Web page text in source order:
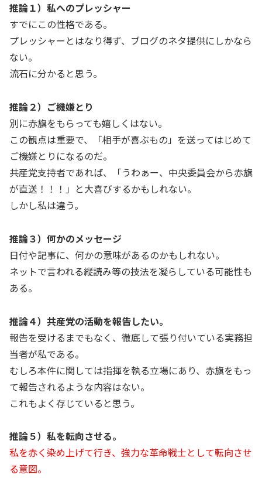
推論１）私へのプレッシャー
すでにこの性格である。
プレッシャーとはなり得ず、ブログのネタ提供にしかなら
ない。
流石に分かると思う。
推論２）ご機嫌とり
別に赤旗をもらっても嬉しくはない。
この観点は重要で、「相手が喜ぶもの」を送ってはじめて
ご機嫌とりになるのだ。
共産党支持者であれば、「うわぁー、中央委員会から赤旗
が直送！！！」と大喜びするかもしれない。
しかし私は違う。
推論３）何かのメッセージ
日付や記事に、何かの意味があるのかもしれない。
ネットで言われる縦読み等の技法を凝らしている可能性も
ある。
推論４）共産党の活動を報告したい。
報告を受けるまでもなく、徹底して張り付いている実務担
当者が私である。
むしろ本件に関しては指揮を執る立場にあり、赤旗をもっ
て報告されるような内容はない。
これもよく存じていると思う。
推論５）私を転向させる。
私を赤く染め上げて行き、強力な革命戦士として転向させ
る意図。